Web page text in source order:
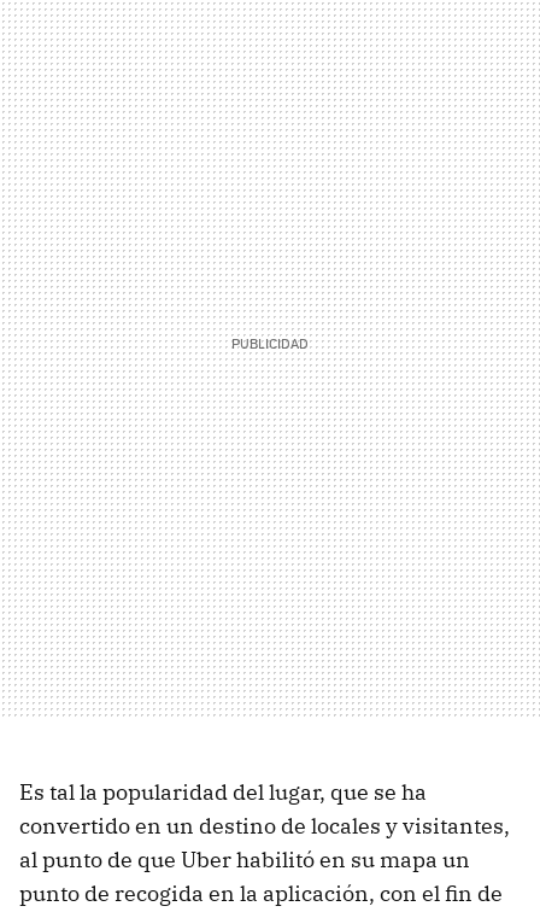
Es tal la popularidad del lugar, que se ha
convertido en un destino de locales y visitantes,
al punto de que Uber habilitó en su mapa un
punto de recogida en la aplicación, con el fin de